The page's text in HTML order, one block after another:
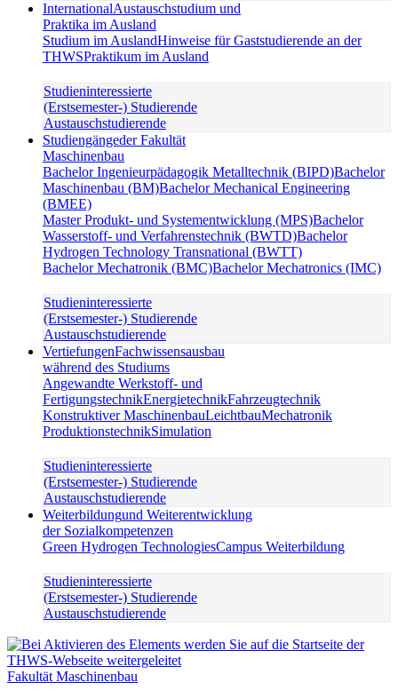
InternationalAustauschstudium und
Praktika im Ausland
Studium im AuslandHinweise für Gaststudierende an der
THWSPraktikum im Ausland
Studieninteressierte
(Erstsemester-) Studierende
Austauschstudierende
Studiengängeder Fakultät
Maschinenbau
Bachelor Ingenieurpädagogik Metalltechnik (BIPD)Bachelor
Maschinenbau (BM)Bachelor Mechanical Engineering
(BMEE)
Master Produkt- und Systementwicklung (MPS)Bachelor
Wasserstoff- und Verfahrenstechnik (BWTD)Bachelor
Hydrogen Technology Transnational (BWTT)
Bachelor Mechatronik (BMC)Bachelor Mechatronics (IMC)
Studieninteressierte
(Erstsemester-) Studierende
Austauschstudierende
VertiefungenFachwissensausbau
während des Studiums
Angewandte Werkstoff- und
FertigungstechnikEnergietechnikFahrzeugtechnik
Konstruktiver MaschinenbauLeichtbauMechatronik
ProduktionstechnikSimulation
Studieninteressierte
(Erstsemester-) Studierende
Austauschstudierende
Weiterbildungund Weiterentwicklung
der Sozialkompetenzen
Green Hydrogen TechnologiesCampus Weiterbildung
Studieninteressierte
(Erstsemester-) Studierende
Austauschstudierende
Fakultät Maschinenbau